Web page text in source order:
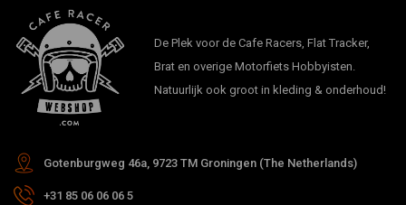
De Plek voor de Cafe Racers, Flat Tracker,
Brat en overige Motorfiets Hobbyisten.
Natuurlijk ook groot in kleding & onderhoud!
Gotenburgweg 46a, 9723 TM Groningen (The Netherlands)
+31 85 06 06 06 5